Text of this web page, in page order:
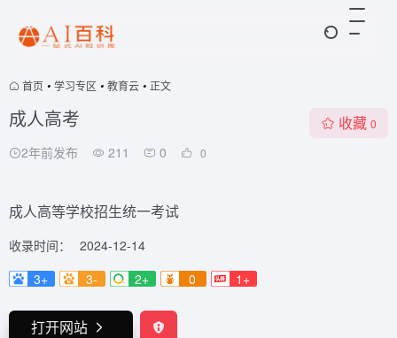
首页 • 学习专区 • 教育云 • 正文
成人高考
2年前发布 211 0 0
收藏 0
成人高等学校招生统一考试
收录时间：
2024-12-14
3+
3- 2+ 0 1+
打开网站